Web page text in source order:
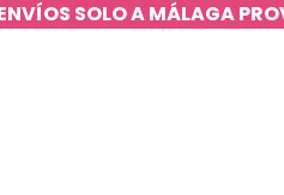
SOLO A MÁLAGA